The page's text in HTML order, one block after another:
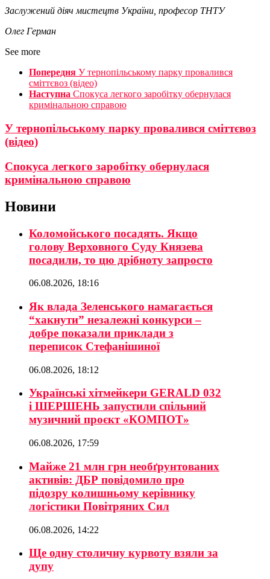
Заслужений діяч мистецтв України, професор ТНТУ
Олег Герман
See more
Попередня У тернопільському парку провалився
сміттєвоз (відео)
Наступна Спокуса легкого заробітку обернулася
кримінальною справою
У тернопільському парку провалився сміттєвоз
(відео)
Спокуса легкого заробітку обернулася
кримінальною справою
Новини
Коломойського посадять. Якщо
голову Верховного Суду Князева
посадили, то цю дрібноту запросто
06.08.2026, 18:16
Як влада Зеленського намагається
“хакнути” незалежні конкурси –
добре показали приклади з
переписок Стефанішиної
06.08.2026, 18:12
Українські хітмейкери GERALD 032
і ШЕРШЕНЬ запустили спільний
музичний проєкт «КОМПОТ»
06.08.2026, 17:59
Майже 21 млн грн необґрунтованих
активів: ДБР повідомило про
підозру колишньому керівнику
логістики Повітряних Сил
06.08.2026, 14:22
Ще одну столичну курвоту взяли за
дупу